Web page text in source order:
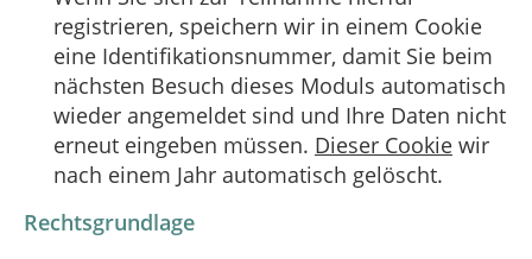
registrieren, speichern wir in einem Cookie
eine Identifikationsnummer, damit Sie beim
nächsten Besuch dieses Moduls automatisch
wieder angemeldet sind und Ihre Daten nicht
erneut eingeben müssen. Dieser Cookie wir
nach einem Jahr automatisch gelöscht.
Rechtsgrundlage